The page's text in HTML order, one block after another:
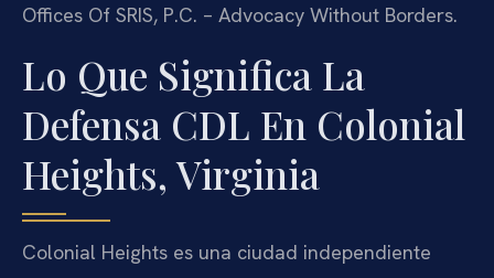
Offices Of SRIS, P.C. – Advocacy Without Borders.
Lo Que Significa La
Defensa CDL En Colonial
Heights, Virginia
Colonial Heights es una ciudad independiente